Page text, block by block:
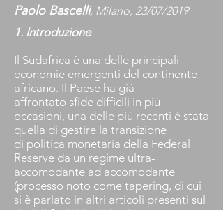
Paolo Bascelli, Milano, 23/07/2019
1. Introduzione
Il Sudafrica è una delle principali
economie emergenti del continente
africano. Il Paese ha già
affrontato sfide difficili in più
occasioni, una delle più recenti è stata
quella di gestire la transizione
di politica monetaria della Federal
Reserve da un regime ultra-
accomodante ad accomodante
(processo noto come tapering, di cui
si è parlato in altri articoli presenti sul